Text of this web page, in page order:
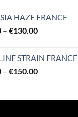
HAZE FRANCE
– €130.00Price
through
€130.00
STRAIN FRANCE
– €150.00Price
through